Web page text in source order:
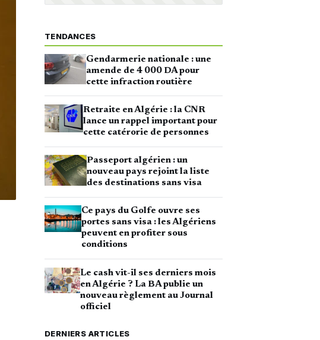
TENDANCES
Gendarmerie nationale : une
amende de 4 000 DA pour
cette infraction routière
Retraite en Algérie : la CNR
lance un rappel important pour
cette catérorie de personnes
Passeport algérien : un
nouveau pays rejoint la liste
des destinations sans visa
Ce pays du Golfe ouvre ses
portes sans visa : les Algériens
peuvent en profiter sous
conditions
Le cash vit-il ses derniers mois
en Algérie ? La BA publie un
nouveau règlement au Journal
officiel
DERNIERS ARTICLES